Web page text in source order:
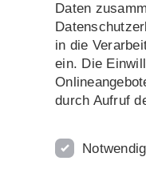
an der Uni
Kind
Daten
in die
ein. Die
durch Aufruf